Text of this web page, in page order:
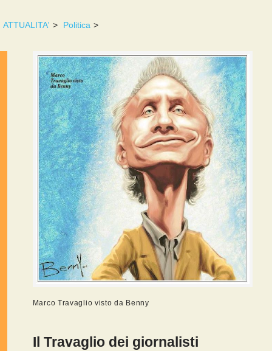
ATTUALITA' > Politica >
Marco Travaglio visto da Benny
Il Travaglio dei giornalisti